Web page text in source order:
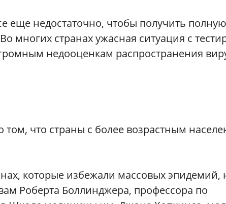
еще недостаточно, чтобы получить полную
многих странах ужасная ситуация с
недооценкам распространения
том, что страны с более возрастным
которые избежали массовых эпидемий,
Роберта Боллинджера, профессора по